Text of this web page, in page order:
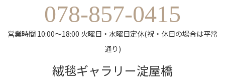
078-857-0415
営業時間 10:00～18:00 火曜日・水曜日定休(祝・休日の場合は平常
通り)
絨毯ギャラリー淀屋橋